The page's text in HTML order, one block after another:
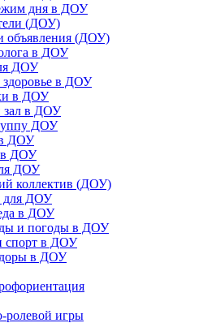
дня в ДОУ
(ДОУ)
объявления (ДОУ)
в ДОУ
ДОУ
в ДОУ
в ДОУ
зал в ДОУ
ДОУ
ДОУ
в ДОУ
ДОУ
коллектив (ДОУ)
для ДОУ
в ДОУ
и погоды в ДОУ
спорт в ДОУ
в ДОУ
игры